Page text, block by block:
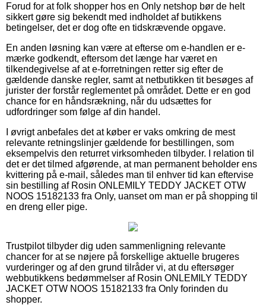
Forud for at folk shopper hos en Only netshop bør de helt
sikkert gøre sig bekendt med indholdet af butikkens
betingelser, det er dog ofte en tidskrævende opgave.
En anden løsning kan være at efterse om e-handlen er e-
mærke godkendt, eftersom det længe har været en
tilkendegivelse af at e-forretningen retter sig efter de
gældende danske regler, samt at netbutikken tit besøges af
jurister der forstår reglementet på området. Dette er en god
chance for en håndsrækning, når du udsættes for
udfordringer som følge af din handel.
I øvrigt anbefales det at køber er vaks omkring de mest
relevante retningslinjer gældende for bestillingen, som
eksempelvis den returret virksomheden tilbyder. I relation til
det er det tilmed afgørende, at man permanent beholder ens
kvittering på e-mail, således man til enhver tid kan eftervise
sin bestilling af Rosin ONLEMILY TEDDY JACKET OTW
NOOS 15182133 fra Only, uanset om man er på shopping til
en dreng eller pige.
Trustpilot tilbyder dig uden sammenligning relevante
chancer for at se nøjere på forskellige aktuelle brugeres
vurderinger og af den grund tilråder vi, at du eftersøger
webbutikkens bedømmelser af Rosin ONLEMILY TEDDY
JACKET OTW NOOS 15182133 fra Only forinden du
shopper.